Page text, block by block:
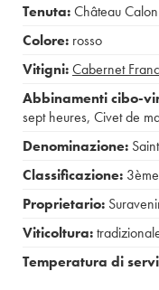
Tenuta:Château
Colore: rosso
Vitigni:Cabernet Franc
Abbinamenti cibo-
sept heures, Civet de
Denominazione:
Classificazione:
Proprietario:
Viticoltura:
Temperatura di